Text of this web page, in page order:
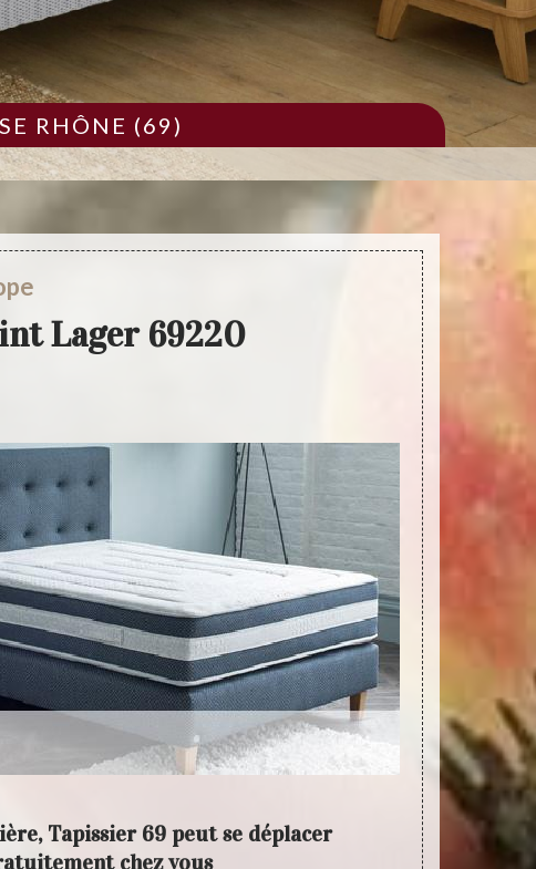
RHÔNE (69)
Lager 69220
Tapissier 69 peut se déplacer
chez vous
Tarif